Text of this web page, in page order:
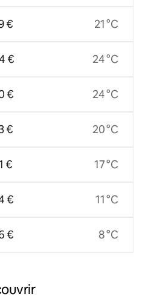
€
€
€
€
€
€
€
21 °C
24 °C
24 °C
20 °C
17 °C
11 °C
8 °C